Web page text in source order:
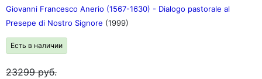
Giovanni Francesco Anerio (1567-1630) - Dialogo pastorale al
Presepe di Nostro Signore (1999)
Есть в наличии
23299руб.